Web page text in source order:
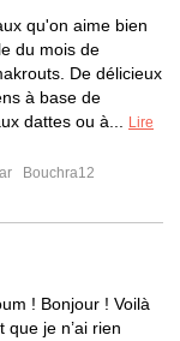
qu'on aime bien
du mois de
De délicieux
à base de
dattes ou à...
Lire
Bouchra12
! Bonjour ! Voilà
que je n’ai rien